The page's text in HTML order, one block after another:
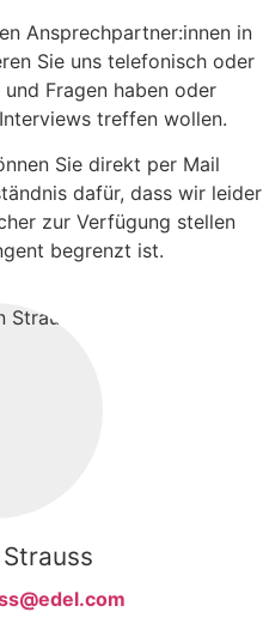
Ansprechpartner:innen in
Sie uns telefonisch oder
Fragen haben oder
treffen wollen.
Sie direkt per Mail
dafür, dass wir leider
zur Verfügung stellen
begrenzt ist.